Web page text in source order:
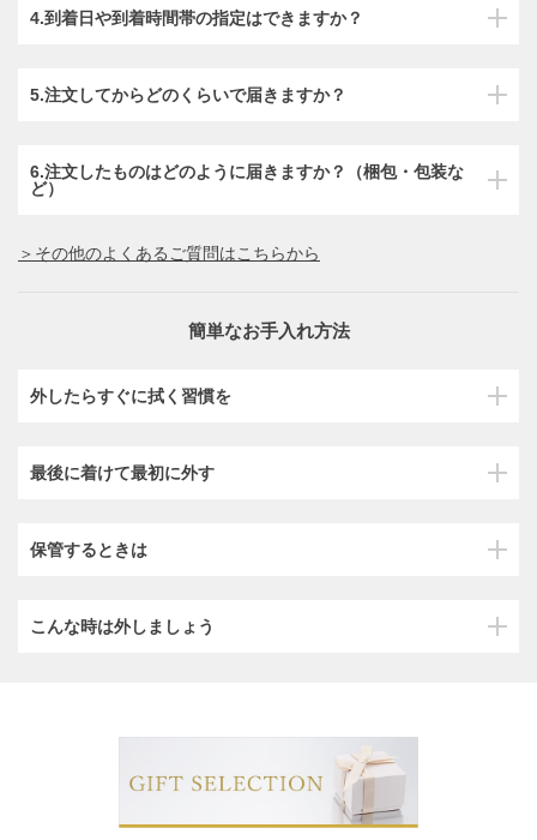
4.到着日や到着時間帯の指定はできますか？
5.注文してからどのくらいで届きますか？
6.注文したものはどのように届きますか？（梱包・包装な
ど）
＞その他のよくあるご質問はこちらから
簡単なお手入れ方法
外したらすぐに拭く習慣を
最後に着けて最初に外す
保管するときは
こんな時は外しましょう